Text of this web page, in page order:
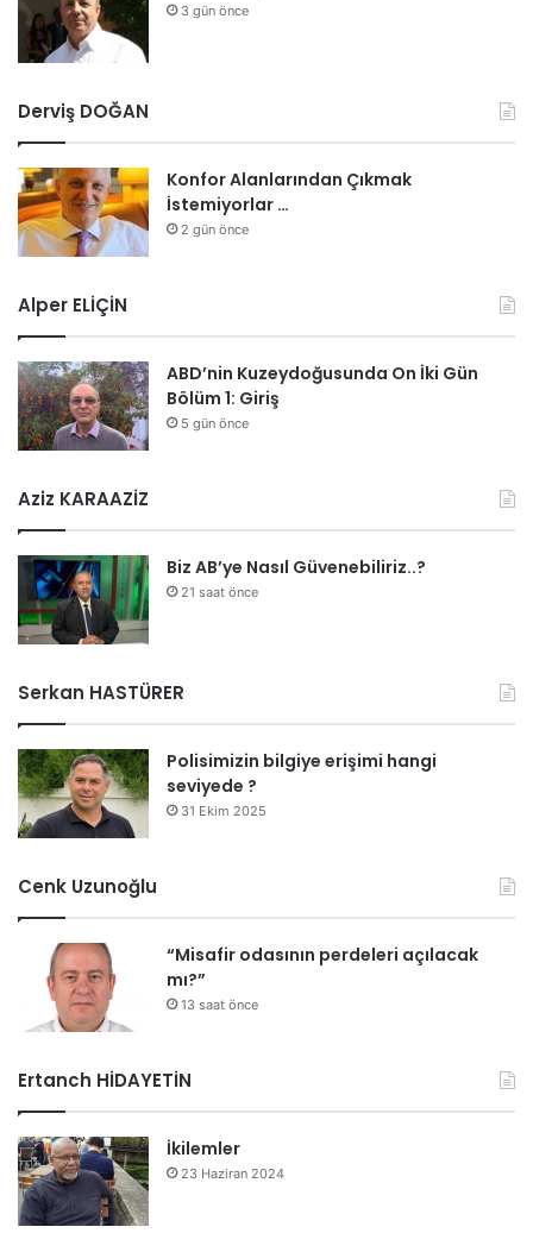
3 gün önce
Derviş DOĞAN
Konfor Alanlarından Çıkmak
İstemiyorlar …
2 gün önce
Alper ELİÇİN
ABD’nin Kuzeydoğusunda On İki Gün
Bölüm 1: Giriş
5 gün önce
Aziz KARAAZİZ
Biz AB’ye Nasıl Güvenebiliriz..?
21 saat önce
Serkan HASTÜRER
Polisimizin bilgiye erişimi hangi
seviyede ?
31 Ekim 2025
Cenk Uzunoğlu
“Misafir odasının perdeleri açılacak
mı?”
13 saat önce
Ertanch HİDAYETİN
İkilemler
23 Haziran 2024